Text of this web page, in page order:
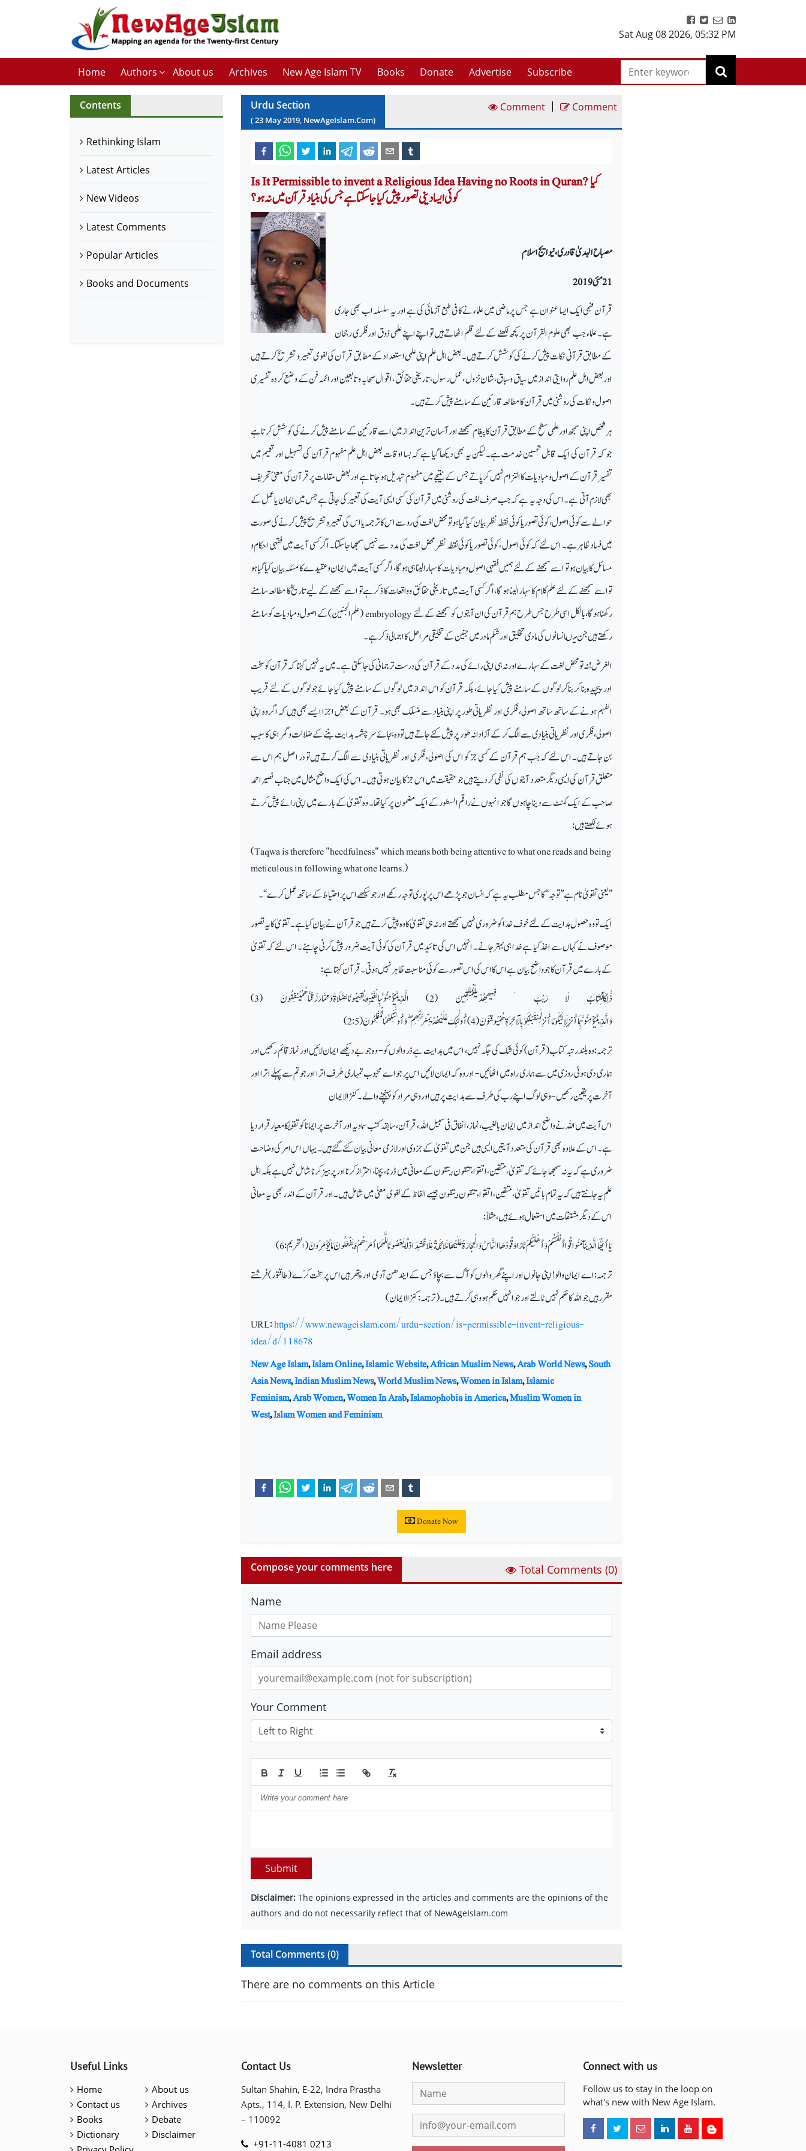
Sat Aug 08 2026, 05:32 PM
Home Authors About us Archives New Age Islam TV Books Donate Advertise Subscribe
Contents
Rethinking Islam
Latest Articles
New Videos
Latest Comments
Popular Articles
Books and Documents
Urdu Section
(23 May2019, NewAgeIslam.Com)
Comment | Comment
Is It Permissible to invent a Religious Idea Having no Roots in Quran? کیا
کوئی ایسا دینی تصور پیش کیا جا سکتا ہے جس کی بنیاد قرآن میں نہ ہو؟
مصباح الہدیٰ قادری ، نیو ایج اسلام
21 مئی 2019
قرآن فہمی ایک ایساعنوان ہےجس پر ماضی میں علماء نے کافی طبع آزمائی کی ہے اور یہ سلسلہ اب بھی جاری
ہے۔علماء جببھی علوم القرآنپر کچھ لکھنے کے لئے قلم اٹھاتے ہیں تو اپنے اپنے علمی ذوق اور فکری رجحان
کے مطابق قرآنی نکات پیش کرنے کی کوشش کرتے ہیں ۔ بعض اہل علم اپنی علمی استعداد کے مطابق قرآن کی لغوی تعبیر و تشریح کرتے ہیں
اور بعض اہل علم روایتی انداز میں سیاق و سباق ، شان نزول ، عمل رسول ، تاریخی حقائق ، اقوال صحابہ و تابعیناور ائمہ فن کے وضع کردہ تفسیری
اصول و نکات کی روشنی میں قرآن کا مطالعہ قارئین کے سامنے پیش کرتے ہیں۔
ہر شخص اپنی سمجھ اور علمی سطح کے مطابق قرآن کا پیغام سمجھنے اور آسان ترین انداز میں اسے قارئین کے سامنے پیش کرنے کی کوشش کرتا ہے
جو کہ قرآن کی ایک قابل تحسین خدمت ہے۔ لیکن یہ بھی دیکھا گیا ہے کہ بسا اوقات بعض اہل علم مفہوم قرآن کی تسہیل اور تعمیم میں
تفسیرقرآن کے اصول و مبادیات کا التزام نہیں کر پاتے جس کے نتیجےمیں مفہوم تبدیل ہو جاتا ہے اور بعض مقامات پر قرآن کی معنیً تحریف
بھی لازم آتی ہے۔اس کی وجہ یہ ہے کہ جب صرف لغت کی روشنی میں قرآن کی کسی ایسی آیت کی تعبیر کی جاتی ہے جس میں ایمان یا عمل کے
حوالے سے کوئی اصول ، کوئی تصور یا کوئی نقطہ نظر بیان کیا گیا ہو تو محض لغت کی رو سے اس کا ترجمہ یا اس کی تعبیر و تشریحپیش کرنے کی صورت
میں فساد ظاہر ہے۔اس لئے کہ کوئی اصول ، کوئی تصور یا کوئی نقطہ نظر محض لغت کی مدد سے نہیں سمجھا جا سکتا۔اگر کسی آیت میں فقہی احکام و
مسائل کا بیان ہو تو اسے سمجھنے کے لئے ہمیں فقہی اصول و مبادیات کا سہارا لینا ہی ہو گا،اگر کسی آیت میں ایمان و عقیدے کا مسئلہ بیان کیا گیا ہو
تو اسے سمجھنے کے لئے علم کلام کا سہارا لینا ہو گا، اگر کسی آیت میں تاریخی حقائق و واقعات کا ذکر ہے تو اسے سمجھنے کے لیے تاریخ کا مطالعہ سامنے
رکھنا ہو گا ، بالکل اسی طرح جس طرح ہم قرآن کی ان آیتوں کو سمجھنے کے لئےembryology(علم الجنین)کے اصول و مبادیات کو سامنے
رکھتے ہیں جن میںانسانوں کی مادی تخلیق اور شکم مادر میں جنین کے تخلیقی مراحل کا اجمالی ذکر ہے۔
الغرض! نہ تو محض لغت کے سہارے اور نہ ہی اپنی رائے کی مدد کے قرآن کی درست ترجمانی کی جا سکتی ہے۔میں یہ نہیں کہتا کہ قرآن کو سخت
اور پیچیدہ بنا کر بنا کر لوگوں کے سامنے پیش کیا جائے،بلکہ قرآن کو اس انداز میں لوگوں کے سامنے پیش کیا جائے جو لوگوں کے لئے قریب
الفہم ہونے کے ساتھ ساتھ اصولی ، فکری اور نظریاتی طور پر اپنی بنیاد سے منسلک بھی ہو۔قرآن کے بعض اجزا ایسے بھی ہیں کہ اگر وہ اپنی
اصولی ، فکری اور نظریاتی بنیادی سے الگ کر کےآزادانہطورپر پیش کئے جاتےہیں تو وہ بجائے سر چشمہ ہدایت بننے کے ضلالت و گمراہی کا سبب
بن جاتے ہیں۔ اس لئے کہ جب ہم قرآن کے کسی جز کو اس کی اصولی ، فکری اور نظریاتی بنیادی سے الگ کرتے ہیں تو در اصل ہم اس سے
متعلق قرآن کی ایسی دیگر متعدد آیتوں کی نفی کر دیتے ہیں جو حقیقت میں اس جز کا بیان ہوتی ہیں ۔اس کی ایک واضح مثال میں جناب نصیر احمد
صاحب کے ایک کمنٹ سے دینا چاہوں گا جو انہوں نے راقم السطور کے ایک مضمون پر کیا تھا۔ وہ تقویٰ کے بارے میں اپنی رائے پیش کرتے
ہوئے لکھتے ہیں :
)Taqwa is therefore "heedfulness" which means both being attentive to what one reads and being
meticulous in following what one learns.(
’’یعنی تقویٰ نام ہے ’’توجہ‘‘ کا جس مطلب یہ ہے کہ انسان جو پڑھے اس پر پوری توجہ رکھے اور جو سیکھے اس پر احتیاط کے ساتھ عمل کرے‘‘۔
ایک تو وہ حصول ہدایت کے لئے خوف خدا کو ضروری نہیں سمجھتے اور نہ ہی تقویٰ کا وہ پیش کرتے ہیں جو قرآن نے بیان کیا ہے۔ تقویٰ کا یہ تصور
موصوف نے کہاں سے اخذ کیا ہے خدا ہی بہتر جانے۔انہیں اس کی تائید میں قرآن کی کوئی آیت ضرور پیش کرنی چاہئے۔اس لئے کہ تقویٰ
کے بارے میں قرآن کا جو واضح بیان ہے اس کا اس کی اس تصور سے کوئی مناسبت ظاہر نہیں ہوتی۔قرآن کہتا ہے:
ذَٰلِكَالْكِتَابُ لَا رَيْبَ ۛ فِيهِهُدًىلِّلْمُتَّقِينَ (2) الَّذِينَيُؤْمِنُونَبِالْغَيْبِوَيُقِيمُونَالصَّلَاةَوَمِمَّارَزَقْنَاهُمْيُنفِقُونَ (3)
وَالَّذِينَيُؤْمِنُونَبِمَاأُنزِلَإِلَيْكَوَمَاأُنزِلَمِنقَبْلِكَوَبِالْآخِرَةِهُمْيُوقِنُونَ (4) أُولَٰئِكَ عَلَىٰهُدًىمِّنرَّبِّهِمْ ۖ وَأُولَٰئِكَهُمُالْمُفْلِحُونَ (2:5)
ترجمہ: وہ بلند رتبہ کتاب (قرآن) کوئی شک کی جگہ نہیں، اس میں ہدایت ہے ڈر والوں کو - وہ جو بے دیکھے ایمان لائیں اور نماز قائم رکھیں اور
ہماری دی ہوئی روزی میں سے ہماری راہ میں اٹھائیں - اور وہ کہ ایمان لائیں اس پر جو اے محبوب تمہاری طرف اترا اور جو تم سے پہلے اترا اور
آخرت پر یقین رکھیں - وہی لوگ اپنے رب کی طرف سے ہدایت پر ہیں اور وہی مراد کو پہنچنے والے۔ کنز الایمان
اس آیت میں اللہ نے واضح انداز میں ایمان بالغیب، نماز، انفاق فی سبیل اللہ، قرآن ، سابقہ کتب سماویہ اور آخرت پر ایماناکو تقویٰکا معیار قرار دیا
ہے۔ اس کے علاوہ بھی قرآن کی متعدد آیتیں ایسی ہیں جن میں تقویٰ کے جزوی اور لازمی معانی بیان کئے گئے ہیں ۔ یہاں اس امر کی وضاحت
ضروری ہے کہ یہ نہ سمجھا جائے کہ تقویٰ، متقین، اتقوا، تتقون، یتقون کے معانی میں ڈرنا ، بچنا، احتراز کرنا اور پرہیز کرناشامل نہیں ہے بلکہ اہل
علم یہ جانتے ہیں کہ یہ تمام باتیں تقویٰ، متقین، اتقوا، تتقون، یتقون جیسے الفاظ کے لغوی معنیٰ میں شامل ہیں ۔ اور قرآن کے اندر بھی یہ معانی
اس کے دیگر مشتقات میں استعمال ہوئے ہیں ،مثلاً:
يَا أَيُّهَا الَّذِينَآمَنُواقُواأَنفُسَكُمْ وَأَهْلِيكُمْ نَارًاوَقُودُهَا النَّاسُ وَالْحِجَارَةُ عَلَيْهَا مَلَائِكَةٌغِلَاظٌشِدَادٌ لَّا يَعْصُونَاللَّهَمَاأَمَرَهُمْ وَيَفْعَلُونَ مَا يُؤْمَرُونَ (التحریم :6)
ترجمہ: اے ایمان والو! اپنی جانوں اور اپنے گھر والوں کو آگ سے بچاؤ جس کے ایندھن آدمی اور پتھر ہیں اس پر سخت کرّے (طاقتور) فرشتے
مقرر ہیں جو اللہ کا حکم نہیں ٹالتے اور جو انہیں حکم ہو وہی کرتے ہیں۔ (ترجمہ: کنز الایمان)
URL:https://www.newageislam.com/urdu-section/is-permissible-invent-religious-
idea/d/118678
New Age Islam,Islam Online,Islamic Website,African Muslim News,Arab World News,South
Asia News,Indian Muslim News,World Muslim News,Women in Islam,Islamic
Feminism,Arab Women,Women In Arab,Islamophobia in America,Muslim Women in
West,Islam Women and Feminism
Donate Now
Compose your comments here Total Comments (0)
Name
Email address
Your Comment
Submit
Disclaimer: The opinions expressed in the articles and comments are the opinions of the
authors and do not necessarily reflect that of NewAgeIslam.com
Total Comments (0)
There are no comments on this Article
Useful Links
Home
About us
Contact us
Archives
Books
Debate
Dictionary
Disclaimer
Contact Us
Sultan Shahin, E-22, Indra Prastha
Apts., 114, I. P. Extension, New Delhi
– 110092
+91-11-4081 0213
Newsletter Connect with us
Follow us to stay in the loop on
what's new with New Age Islam.